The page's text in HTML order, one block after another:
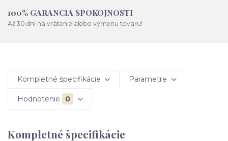
100% GARANCIA SPOKOJNOSTI
Až 30 dní na vrátenie alebo výmenu tovaru!
Kompletné špecifikácie Parametre
Hodnotenie 0
Kompletné špecifikácie